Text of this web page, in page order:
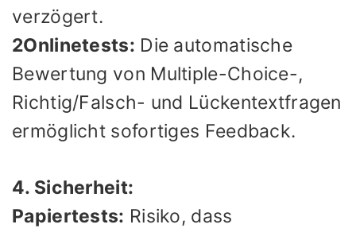
verzögert.
2Onlinetests: Die automatische
Bewertung von Multiple-Choice-,
Richtig/Falsch- und Lückentextfragen
ermöglicht sofortiges Feedback.
4. Sicherheit:
Papiertests: Risiko, dass